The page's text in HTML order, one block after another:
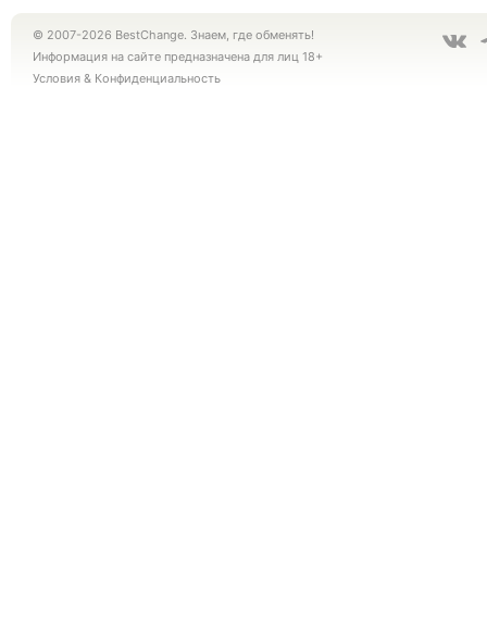
© 2007-2026 BestChange. Знаем, где обменять!
Информация на сайте предназначена для лиц 18+
Условия & Конфиденциальность